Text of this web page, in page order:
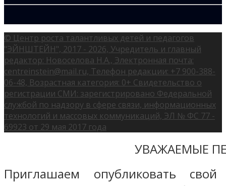
© Центр роста талантливых детей и педагогов
"ЭЙНШТЕЙН", 2017 - 2026, Учредитель и главный
редактор: Новоселова Н.А., Электронная почта:
centreinstein@mail.ru, Телефон редакции: +7 900-388-
06-48, Возрастная категория: 0+ Свидетельство о
регистрации СМИ: зарегистрировано Федеральной
службой по надзору в сфере связи, информационных
технологий и массовых коммуникаций, ЭЛ № ФС 77 -
69923 от 29 мая 2017 года
УВАЖАЕМЫЕ
Приглашаем опубликовать